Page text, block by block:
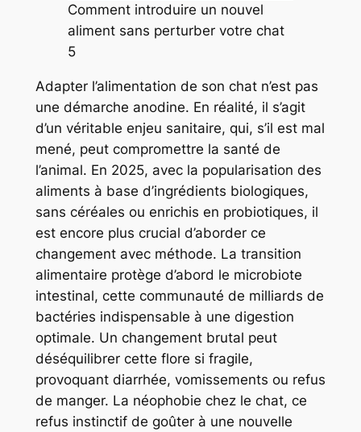
Comment introduire un nouvel
aliment sans perturber votre chat
5
Adapter l’alimentation de son chat n’est pas
une démarche anodine. En réalité, il s’agit
d’un véritable enjeu sanitaire, qui, s’il est mal
mené, peut compromettre la santé de
l’animal. En 2025, avec la popularisation des
aliments à base d’ingrédients biologiques,
sans céréales ou enrichis en probiotiques, il
est encore plus crucial d’aborder ce
changement avec méthode. La transition
alimentaire protège d’abord le microbiote
intestinal, cette communauté de milliards de
bactéries indispensable à une digestion
optimale. Un changement brutal peut
déséquilibrer cette flore si fragile,
provoquant diarrhée, vomissements ou refus
de manger. La néophobie chez le chat, ce
refus instinctif de goûter à une nouvelle